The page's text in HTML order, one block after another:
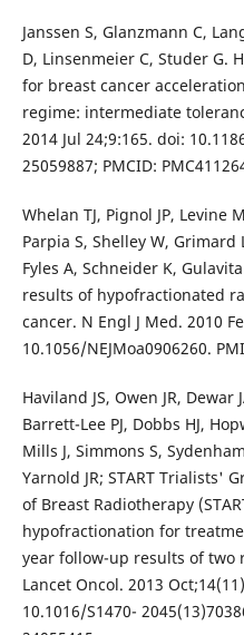
Janssen S, Glanzmann C,
D, Linsenmeier C, Studer G.
for breast cancer
regime: intermediate
2014 Jul 24;9:165. doi:
25059887; PMCID:
Whelan TJ, Pignol JP, Levine
Parpia S, Shelley W, Grimard
Fyles A, Schneider K,
results of hypofractionated
cancer. N Engl J Med. 2010
10.1056/NEJMoa0906260.
Haviland JS, Owen JR, Dewar
Barrett-Lee PJ, Dobbs HJ,
Mills J, Simmons S,
Yarnold JR; START Trialists'
of Breast Radiotherapy
hypofractionation for
year follow-up results of
Lancet Oncol. 2013
10.1016/S1470-